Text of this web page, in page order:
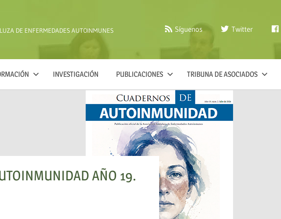
DE ENFERMEDADES AUTOINMUNES Síguenos Twitter
INVESTIGACIÓN PUBLICACIONES TRIBUNA DE ASOCIADOS
AÑO 19.